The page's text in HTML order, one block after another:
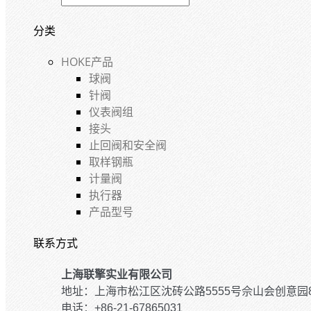
分类
HOKE产品
球阀
针阀
仪表阀组
接头
止回阀和安全阀
取样钢瓶
计量阀
执行器
产品型号
联系方式
上海联擎实业有限公司
地址：上海市松江区沈砖公路5555号佘山会创意园
电话：+86-21-67865031